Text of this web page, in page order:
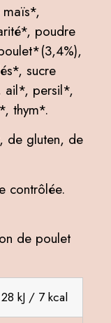
poudre
sucre
ail*, persil*,
thym*.
de gluten, de
contrôlée.
de poulet
28 kJ / 7 kcal